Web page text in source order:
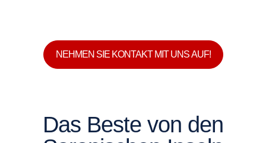
NEHMEN SIE KONTAKT MIT UNS AUF!
Das Beste von den